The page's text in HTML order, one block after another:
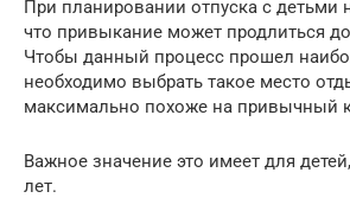
При планировании отпуска с детьми
что привыкание может продлиться
Чтобы данный процесс прошел
необходимо выбрать такое место
максимально похоже на привычный
Важное значение это имеет для
лет.